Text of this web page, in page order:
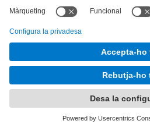
Descarrega't l'App UPC
AppStore
Reconeixement internacional d’excel·lència